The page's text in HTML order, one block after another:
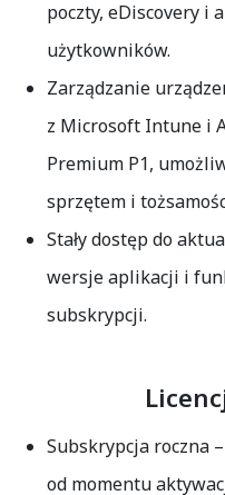
poczty, eDiscovery i
użytkowników.
Zarządzanie
z Microsoft Intune i
Premium P1,
sprzętem i
Stały dostęp do
wersje aplikacji i
subskrypcji.
Subskrypcja roczna–
od momentu